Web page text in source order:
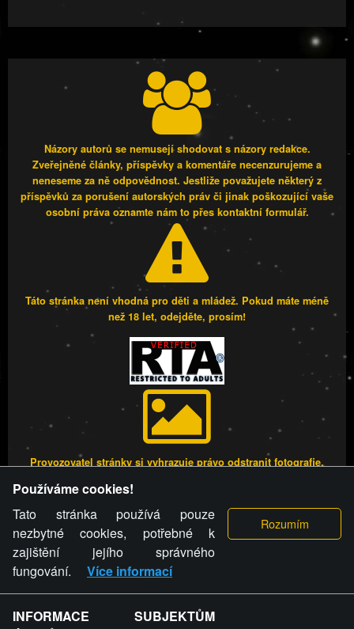
Názory autorů se nemusejí shodovat s názory redakce.
Zveřejněné články, příspěvky a komentáře necenzurujeme a
neneseme za ně odpovědnost. Jestliže považujete některý z
příspěvků za porušení autorských práv či jinak poškozující vaše
osobní práva oznamte nám to přes kontaktní formulář.
Táto stránka není vhodná pro děti a mládež. Pokud máte méně
než 18 let, odejděte, prosím!
Provozovatel stránky si vyhrazuje právo odstranit fotografie,
stránky týče, ani osoba, která umístila fotografii nebo video na
stránku, nemůže z důvodu odstranění fotografie, videa nebo
komentáře pro výše uvedenou okolnost uplatnit vůči
provozovateli stránky žádný nárok na náhradu škody nebo
nemajetkové újmy.
FREESEX.CZ - to je Vaše každodenní dávka
Používáme cookies!
Tato stránka používá pouze
nezbytné cookies, potřebné k
zajištění jejího správného
fungování.
Více informací
INFORMACE SUBJEKTŮM